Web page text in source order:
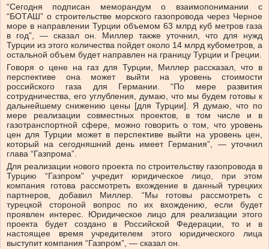
“Сегодня подписан меморандум о взаимопонимании с
“БОТАШ” о строительстве морского газопровода через Черное
море в направлении Турции объемом 63 млрд куб метров газа
в год”, — сказал он. Миллер также уточнил, что для нужд
Турции из этого количества пойдет около 14 млрд кубометров, а
остальной объем будет направлен на границу Турции и Греции.
Говоря о цене на газ для Турции, Миллер рассказал, что в
перспективе она может выйти на уровень стоимости
российского газа для Германии. “По мере развития
сотрудничества, его углубления, думаю, что мы будем готовы к
дальнейшему снижению цены [для Турции]. Я думаю, что по
мере реализации совместных проектов, в том числе и в
газотранспортной сфере, можно говорить о том, что уровень
цен для Турции может в перспективе выйти на уровень цен,
который на сегодняшний день имеет Германия”, — уточнил
глава “Газпрома”.
Для реализации нового проекта по строительству газопровода в
Турцию “Газпром” учредит юридическое лицо, при этом
компания готова рассмотреть вхождение в данный турецких
партнеров, добавил Миллер. “Мы готовы рассмотреть с
турецкой стороной вопрос по их вхождению, если будет
проявлен интерес. Юридическое лицо для реализации этого
проекта будет создано в Российской Федерации, то и в
настоящее время учредителем этого юридического лица
выступит компания “Газпром”, — сказал он.